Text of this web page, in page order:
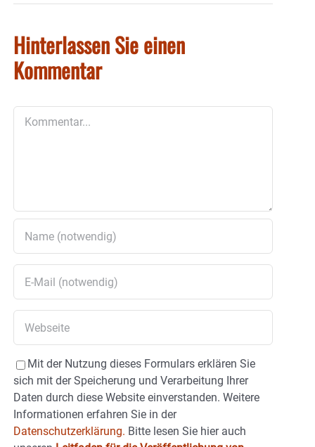
Hinterlassen Sie einen
Kommentar
Mit der Nutzung dieses Formulars erklären Sie
sich mit der Speicherung und Verarbeitung Ihrer
Daten durch diese Website einverstanden. Weitere
Informationen erfahren Sie in der
Datenschutzerklärung. Bitte lesen Sie hier auch